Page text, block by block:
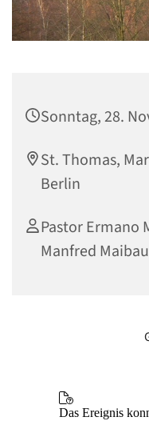
Sonntag, 28.
St. Thomas,
Berlin
Pastor Ermano
Manfred